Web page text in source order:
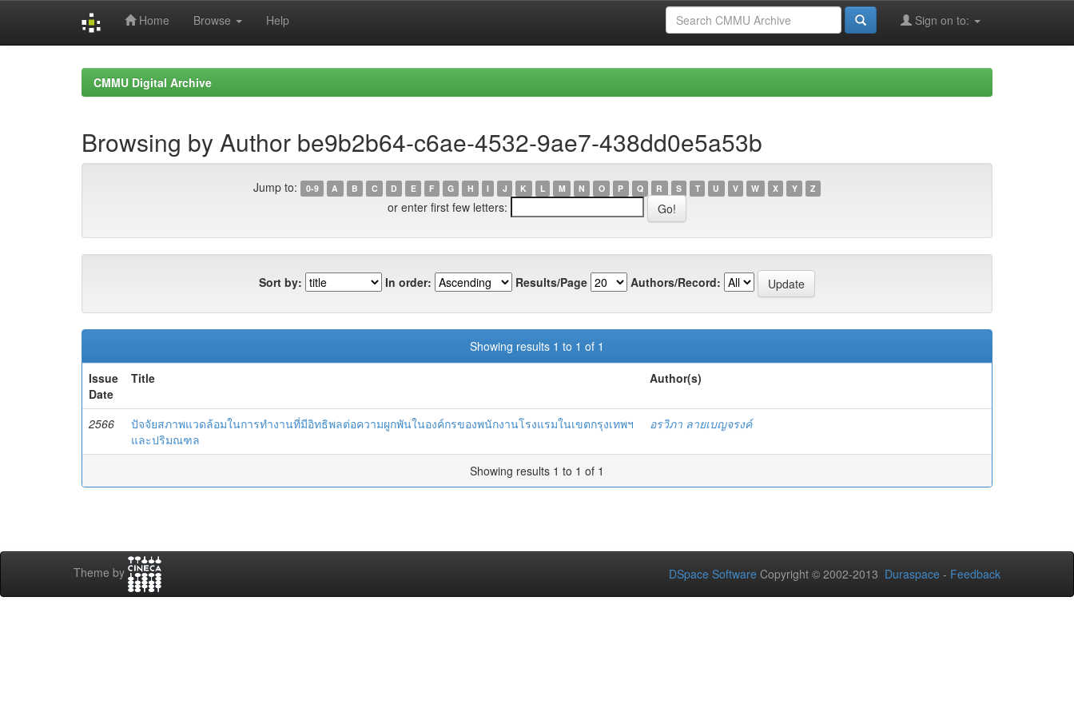
Home Browse Help Sign on to:
CMMU Digital Archive
Browsing by Author be9b2b64-c6ae-4532-9ae7-438dd0e5a53b
Jump to: 0-9 A B C D E F G H I J K L M N O P Q R S T U V W X Y Z
or enter first few letters:
Sort by: In order: Results/Page Authors/Record:
Showing results 1 to 1 of 1
Issue
Date
Title Author(s)
2566
ปัจจัยสภาพแวดล้อมในการทำงานที่มีอิทธิพลต่อความผูกพันในองค์กรของพนักงานโรงแรมในเขตกรุงเทพฯ
และปริมณฑล
อรวิภา ลายเบญจรงค์
Showing results 1 to 1 of 1
Theme by DSpace Software Copyright © 2002-2013 Duraspace - Feedback